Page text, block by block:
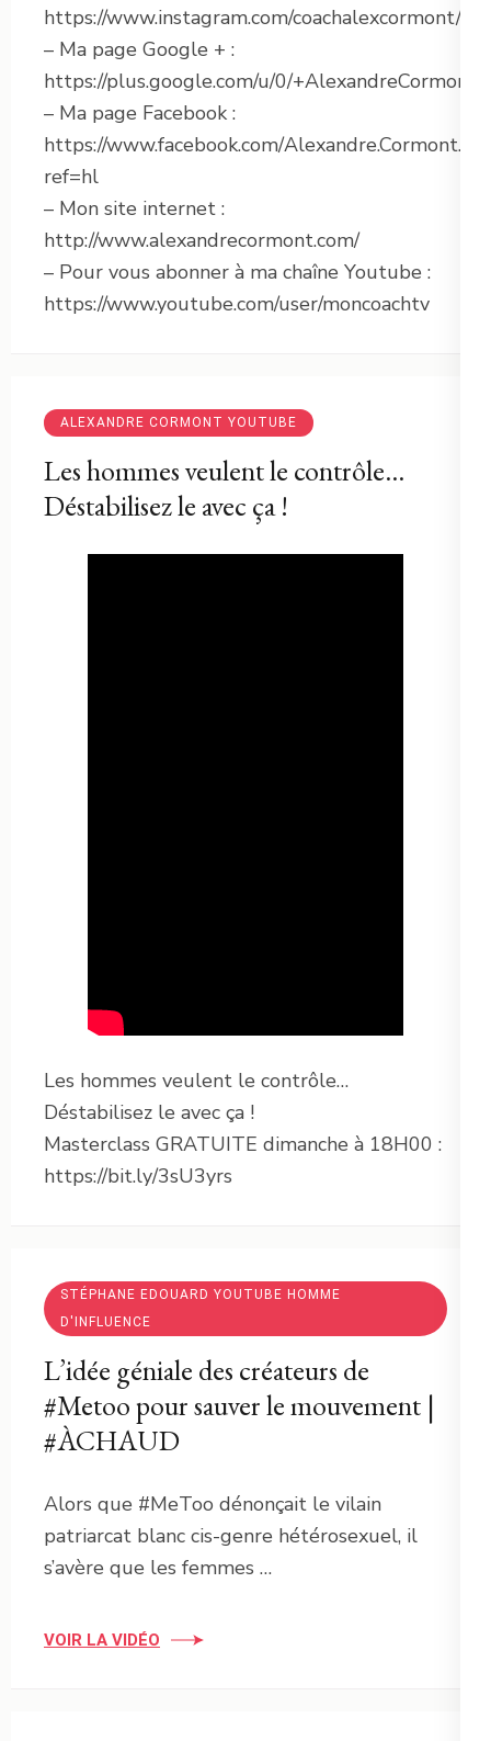
https://www.instagram.com/coachalexcormont/
– Ma page Google + :
https://plus.google.com/u/0/
– Ma page Facebook :
https://www.facebook.com/
ref=hl
– Mon site internet :
http://www.alexandrecormont.com/
– Pour vous abonner à ma chaîne Youtube :
https://www.youtube.com/user/moncoachtv
ALEXANDRE CORMONT YOUTUBE
Les hommes veulent le contrôle…
Déstabilisez le avec ça !
Les hommes veulent le contrôle…
Déstabilisez le avec ça !
Masterclass GRATUITE dimanche à 18H00 :
https://bit.ly/3sU3yrs
STÉPHANE EDOUARD YOUTUBE HOMME
D'INFLUENCE
L’idée géniale des créateurs de
#Metoo pour sauver le mouvement |
#ÀCHAUD
Alors que #MeToo dénonçait le vilain
patriarcat blanc cis-genre hétérosexuel, il
s’avère que les femmes …
VOIR LA VIDÉO